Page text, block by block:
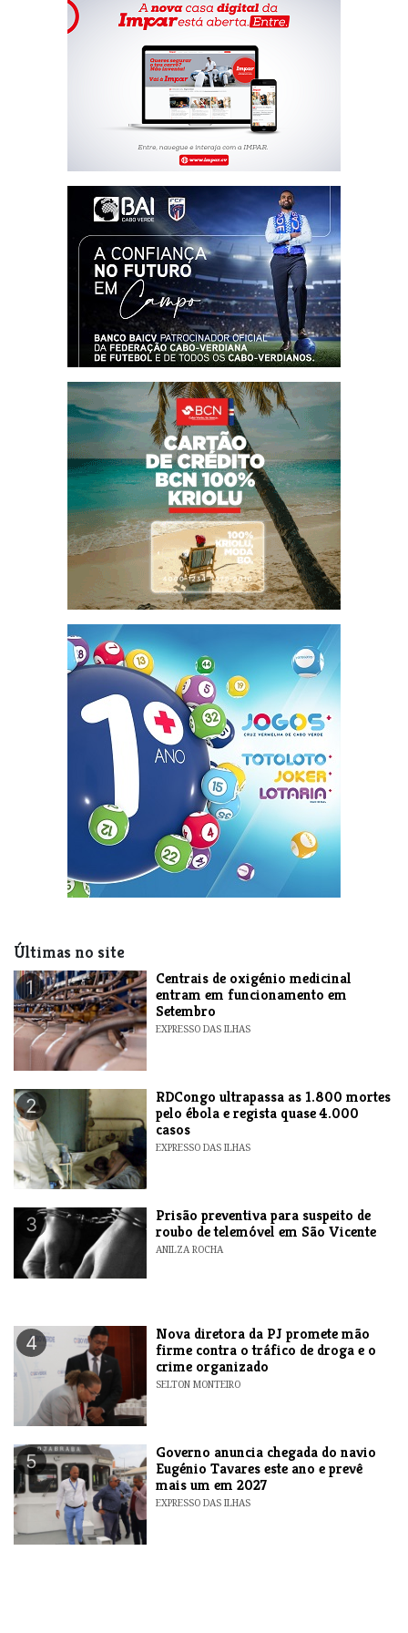
Últimas no site
1
Centrais de oxigénio medicinal
entram em funcionamento em
Setembro
EXPRESSO DAS ILHAS
2
RDCongo ultrapassa as 1.800 mortes
pelo ébola e regista quase 4.000
casos
EXPRESSO DAS ILHAS
3
Prisão preventiva para suspeito de
roubo de telemóvel em São Vicente
ANILZA ROCHA
4
Nova diretora da PJ promete mão
firme contra o tráfico de droga e o
crime organizado
SELTON MONTEIRO
5
Governo anuncia chegada do navio
Eugénio Tavares este ano e prevê
mais um em 2027
EXPRESSO DAS ILHAS